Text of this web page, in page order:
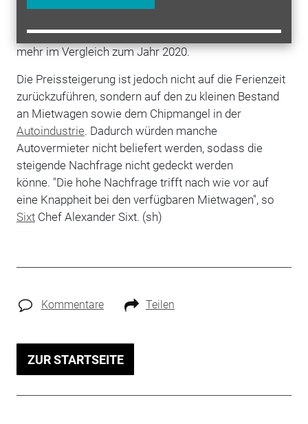
Vorkrisenniveau beziehungsweise bei 32 Prozent
mehr im Vergleich zum Jahr 2020.
Die Preissteigerung ist jedoch nicht auf die Ferienzeit
zurückzuführen, sondern auf den zu kleinen Bestand
an Mietwagen sowie dem Chipmangel in der
Autoindustrie. Dadurch würden manche
Autovermieter nicht beliefert werden, sodass die
steigende Nachfrage nicht gedeckt werden
könne. "Die hohe Nachfrage trifft nach wie vor auf
eine Knappheit bei den verfügbaren Mietwagen", so
SixtChef Alexander Sixt. (sh)
Kommentare Teilen
ZUR STARTSEITE